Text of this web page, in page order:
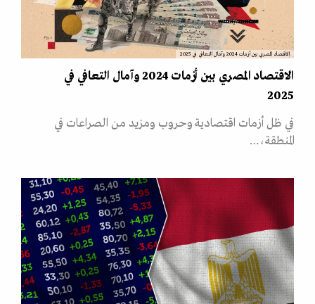
الاقتصاد المصري بين أزمات 2024 وآمال التعافي في 2025
الاقتصاد المصري بين أزمات 2024 وآمال التعافي في
2025
في ظل أزمات اقتصادية وحروب ومزيد من الصراعات في
المنطقة،…